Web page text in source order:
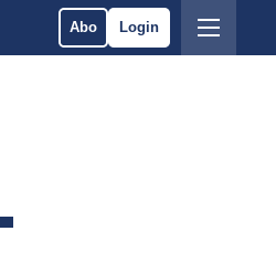
Abo Login